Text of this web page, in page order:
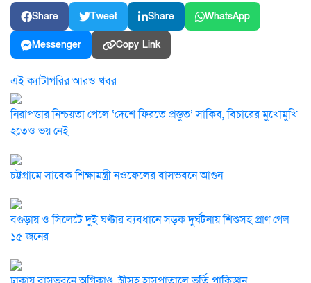
Share Tweet Share WhatsApp
Messenger Copy Link
এই ক্যাটাগরির আরও খবর
নিরাপত্তার নিশ্চয়তা পেলে ‘দেশে ফিরতে প্রস্তুত’ সাকিব, বিচারের মুখোমুখি
হতেও ভয় নেই
চট্টগ্রামে সাবেক শিক্ষামন্ত্রী নওফেলের বাসভবনে আগুন
বগুড়ায় ও সিলেটে দুই ঘণ্টার ব্যবধানে সড়ক দুর্ঘটনায় শিশুসহ প্রাণ গেল
১৫ জনের